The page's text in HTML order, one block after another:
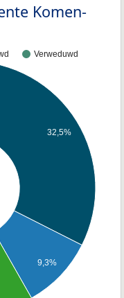
Komen-
Verweduwd
32,5%
9,3%